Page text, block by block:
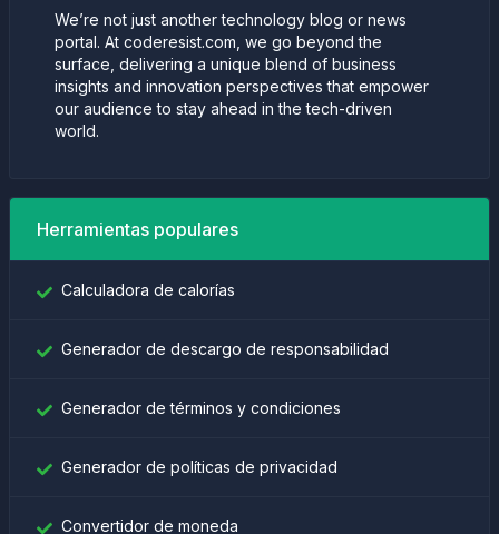
We’re not just another technology blog or news
portal. At coderesist.com, we go beyond the
surface, delivering a unique blend of business
insights and innovation perspectives that empower
our audience to stay ahead in the tech-driven
world.
Herramientas populares
Calculadora de calorías
Generador de descargo de responsabilidad
Generador de términos y condiciones
Generador de políticas de privacidad
Convertidor de moneda